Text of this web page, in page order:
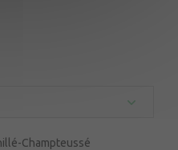
Champteussé